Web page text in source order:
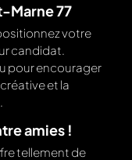
Marne 77
votre
candidat.
pour encourager
et la
amies !
tellement de